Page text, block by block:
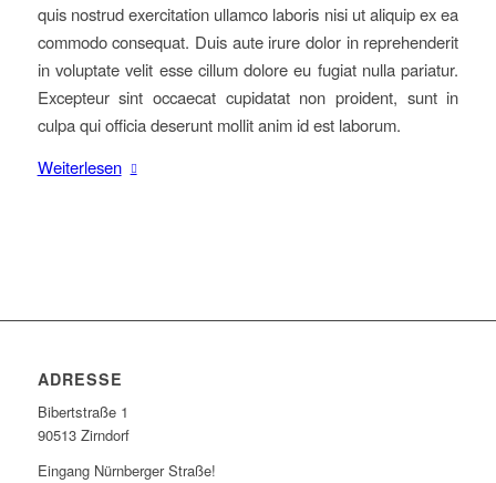
quis nostrud exercitation ullamco laboris nisi ut aliquip ex ea
commodo consequat. Duis aute irure dolor in reprehenderit
in voluptate velit esse cillum dolore eu fugiat nulla pariatur.
Excepteur sint occaecat cupidatat non proident, sunt in
culpa qui officia deserunt mollit anim id est laborum.
Weiterlesen
ADRESSE
Bibertstraße 1
90513 Zirndorf
Eingang Nürnberger Straße!